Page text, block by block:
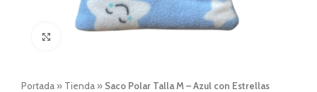
Portada » Tienda » Saco Polar Talla M – Azul con Estrellas